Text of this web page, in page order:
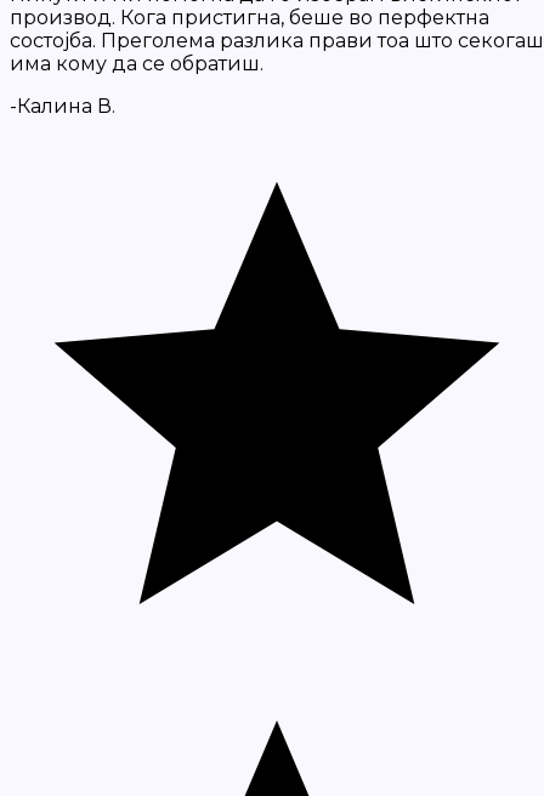
производ. Кога пристигна, беше во перфектна
состојба. Преголема разлика прави тоа што секогаш
има кому да се обратиш.
-Калина В.